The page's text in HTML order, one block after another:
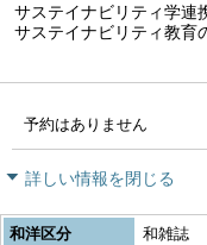
サステイナビリティ学連
サステイナビリティ教育
予約はありません
詳しい情報を閉じる
和洋区分 和雑誌